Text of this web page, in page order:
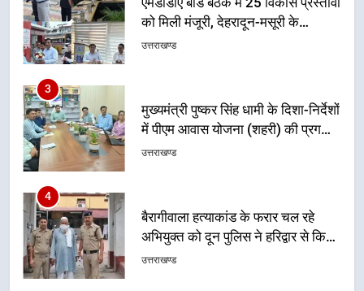
मुख्यमंत्री पुष्कर सिंह धामी के दिशा-निर्देशों
में पीएम आवास योजना (शहरी) की प्रगति
की हुई समीक्षा
उत्तराखण्ड
4
बैरागीवाला हत्याकांड के फरार चल रहे
अभियुक्त को दून पुलिस ने हरिद्वार से किया
गिरफ्तार
उत्तराखण्ड
5
मुख्यमंत्री धामी की सुरक्षा प्राथमिकता:
सीसीटीवी, ड्रोन और स्वास्थ्य सेवाओं के
बीच शिवभक्तों के लिए बनाया सुरक्षित
उत्तराखण्ड